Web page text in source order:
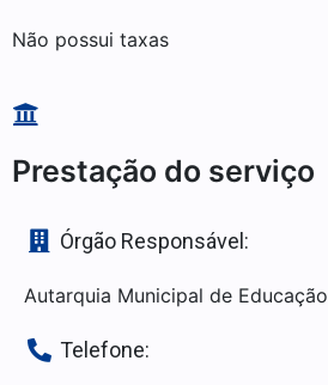
Não possui taxas
Prestação do serviço
Órgão Responsável:
Autarquia Municipal de Educação
Telefone: